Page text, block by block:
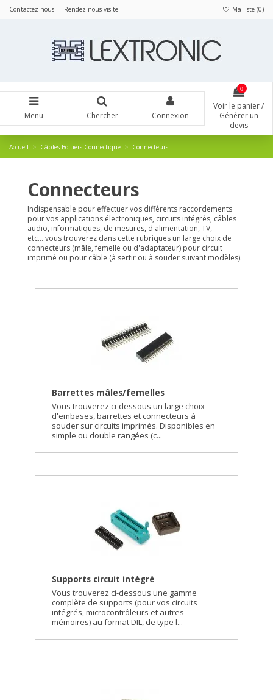
Contactez-nous Rendez-nous visite Ma liste (0)
Menu Chercher Connexion
0
Voir le panier /
Générer un
devis
Accueil Câbles Boitiers Connectique Connecteurs
Connecteurs
Indispensable pour effectuer vos différents raccordements
pour vos applications électroniques, circuits intégrés, câbles
audio, informatiques, de mesures, d'alimentation, TV,
etc... vous trouverez dans cette rubriques un large choix de
connecteurs (mâle, femelle ou d'adaptateur) pour circuit
imprimé ou pour câble (à sertir ou à souder suivant modèles).
Barrettes mâles/femelles
Vous trouverez ci-dessous un large choix
d'embases, barrettes et connecteurs à
souder sur circuits imprimés. Disponibles en
simple ou double rangées (c...
Supports circuit intégré
Vous trouverez ci-dessous une gamme
complète de supports (pour vos circuits
intégrés, microcontrôleurs et autres
mémoires) au format DIL, de type l...
Panneau de gestion des cookies